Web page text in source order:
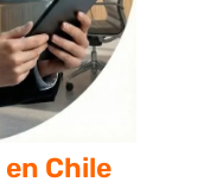
en Chile